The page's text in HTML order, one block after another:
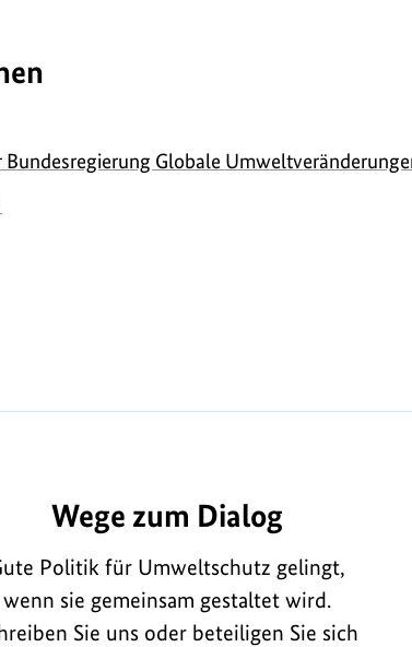
Globale
Wege zum Dialog
Politik für Umweltschutz gelingt,
wenn sie gemeinsam gestaltet wird.
Sie uns oder beteiligen Sie sich